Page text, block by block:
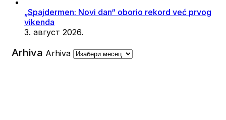
„Spajdermen: Novi dan“ oborio rekord već prvog
vikenda
3. август 2026.
Arhiva Arhiva